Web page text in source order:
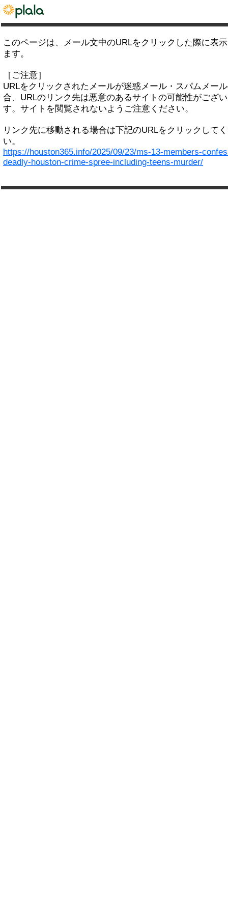
このページは、メール文中のURLをクリックした際に表
ます。
［ご注意］
URLをクリックされたメールが迷惑メール・スパムメー
合、URLのリンク先は悪意のあるサイトの可能性がござ
す。サイトを閲覧されないようご注意ください。
リンク先に移動される場合は下記のURLをクリックして
い。
https://houston365.info/2025/09/23/ms-13-members-
deadly-houston-crime-spree-including-teens-murder/